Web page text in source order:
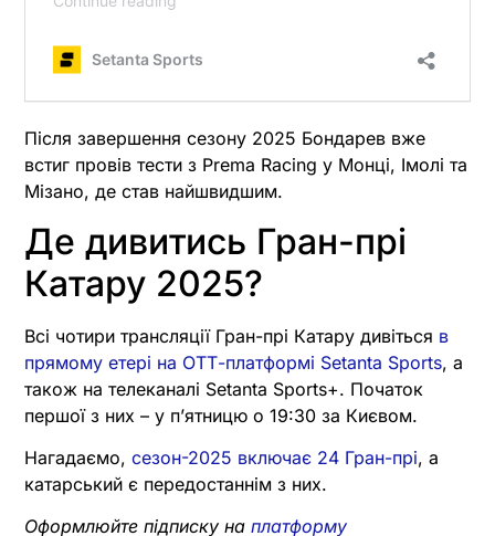
Після завершення сезону 2025 Бондарев вже
встиг провів тести з Prema Racing у Монці, Імолі та
Мізано, де став найшвидшим.
Де дивитись Гран-прі
Катару 2025?
Всі чотири трансляції Гран-прі Катару дивіться в
прямому етері на ОТТ-платформі Setanta Sports, а
також на телеканалі Setanta Sports+. Початок
першої з них – у пʼятницю о 19:30 за Києвом.
Нагадаємо, сезон-2025 включає 24 Гран-прі, а
катарський є передостаннім з них.
Оформлюйте підписку на платформу